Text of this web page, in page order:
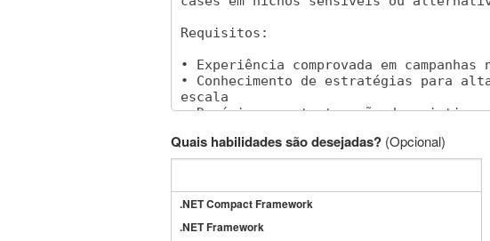
Quais habilidades são desejadas? (Opcional)
.NET Compact Framework
.NET Framework